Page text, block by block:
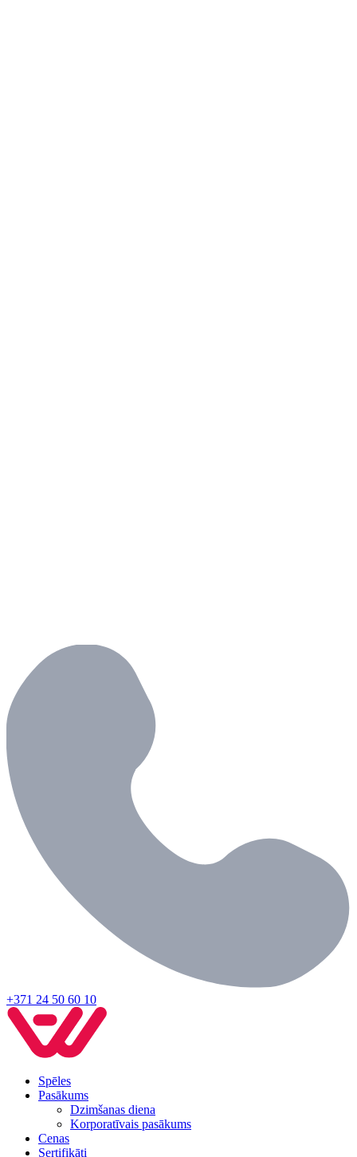
+371 24 50 60 10
Spēles
Pasākums
Dzimšanas diena
Korporatīvais pasākums
Cenas
Sertifikāti